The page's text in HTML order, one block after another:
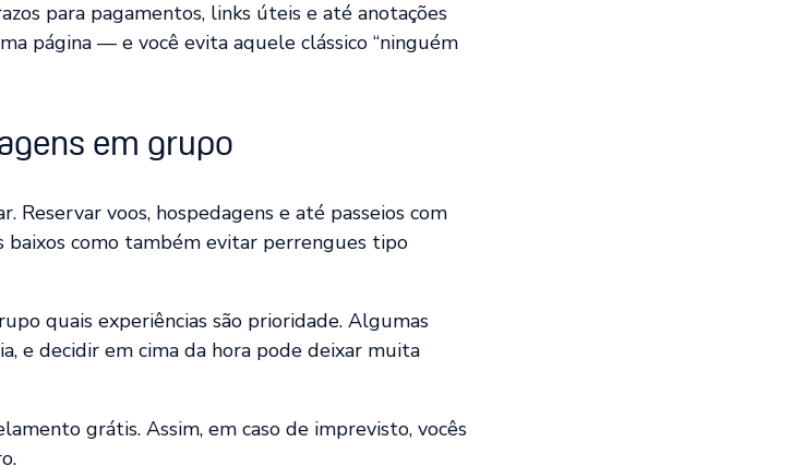
para pagamentos, links úteis e até anotações
página — e você evita aquele clássico “ninguém
em grupo
Reservar voos, hospedagens e até passeios com
baixos como também evitar perrengues tipo
quais experiências são prioridade. Algumas
e decidir em cima da hora pode deixar muita
grátis. Assim, em caso de imprevisto, vocês